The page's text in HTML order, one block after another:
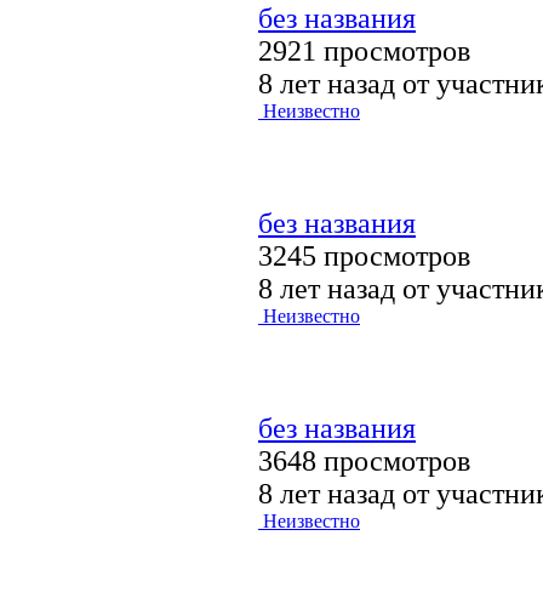
без названия
2921 просмотров
8 лет назад от
Неизвестно
без названия
3245 просмотров
8 лет назад от
Неизвестно
без названия
3648 просмотров
8 лет назад от
Неизвестно